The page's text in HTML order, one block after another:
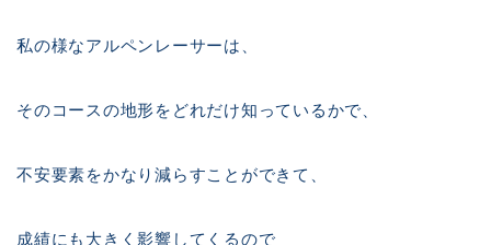
私の様なアルペンレーサーは、
そのコースの地形をどれだけ知っているかで、
不安要素をかなり減らすことができて、
成績にも大きく影響してくるので